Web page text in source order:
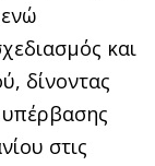
και
δίνοντας
στις